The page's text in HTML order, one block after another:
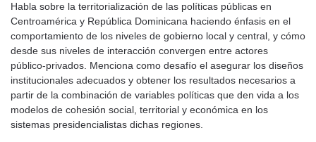
Habla sobre la territorialización de las políticas públicas en
Centroamérica y República Dominicana haciendo énfasis en el
comportamiento de los niveles de gobierno local y central, y cómo
desde sus niveles de interacción convergen entre actores
público-privados. Menciona como desafío el asegurar los diseños
institucionales adecuados y obtener los resultados necesarios a
partir de la combinación de variables políticas que den vida a los
modelos de cohesión social, territorial y económica en los
sistemas presidencialistas dichas regiones.